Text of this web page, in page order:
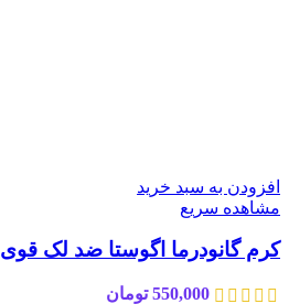
افزودن به سبد خرید
مشاهده سریع
کرم گانودرما اگوستا ضد لک قوی
550,000 تومان